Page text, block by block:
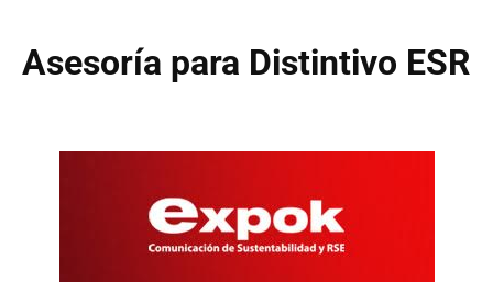
Asesoría para Distintivo ESR